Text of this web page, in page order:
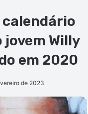
jovem Willy
em 2020
de 2023